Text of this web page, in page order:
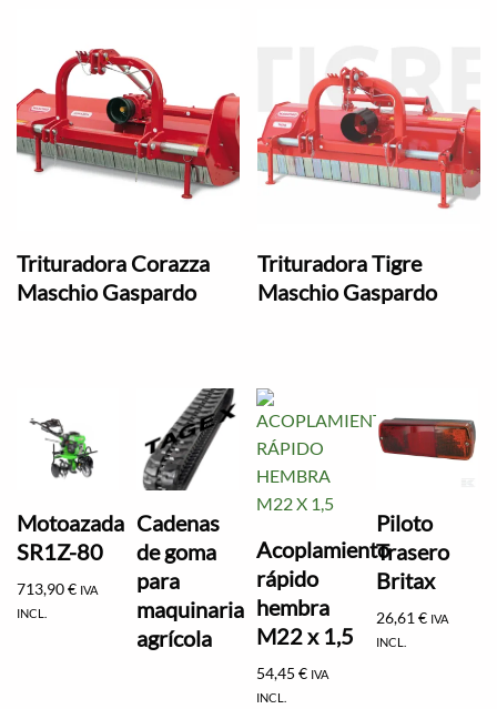
Trituradora Corazza
Maschio Gaspardo
Trituradora Tigre
Maschio Gaspardo
Motoazada
SR1Z-80
713,90€ IVA
INCL.
Cadenas
de goma
para
maquinaria
agrícola
Acoplamiento
rápido
hembra
M22 x 1,5
54,45€ IVA
INCL.
Piloto
Trasero
Britax
26,61€ IVA
INCL.